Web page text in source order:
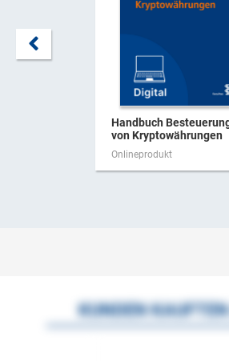
Handbuch
von Kryptowährungen
Onlineprodukt
KUNDEN